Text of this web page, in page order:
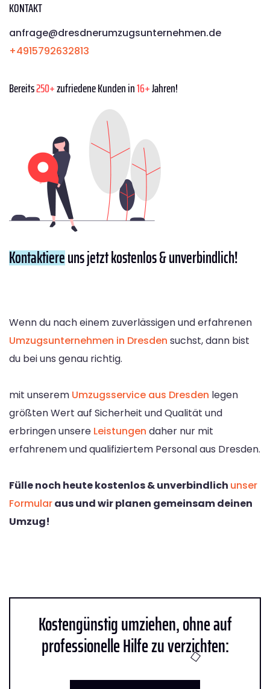
KONTAKT
anfrage@dresdnerumzugsunternehmen.de
+4915792632813
Bereits250+zufriedene Kunden in16+Jahren!
Kontaktiereuns jetzt kostenlos & unverbindlich!
Wenn du nach einem zuverlässigen und erfahrenen
Umzugsunternehmen in Dresden suchst, dann bist
du bei uns genau richtig.
mit unserem Umzugsservice aus Dresden legen
größten Wert auf Sicherheit und Qualität und
erbringen unsere Leistungen daher nur mit
erfahrenem und qualifiziertem Personal aus Dresden.
Fülle noch heute kostenlos & unverbindlich unser
Formularaus und wir planen gemeinsam deinen
Umzug!
Kostengünstig umziehen, ohne auf
professionelle Hilfe zu verzichten: